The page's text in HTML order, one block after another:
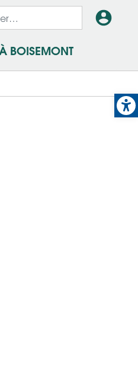
En-
-
BOISEMONT